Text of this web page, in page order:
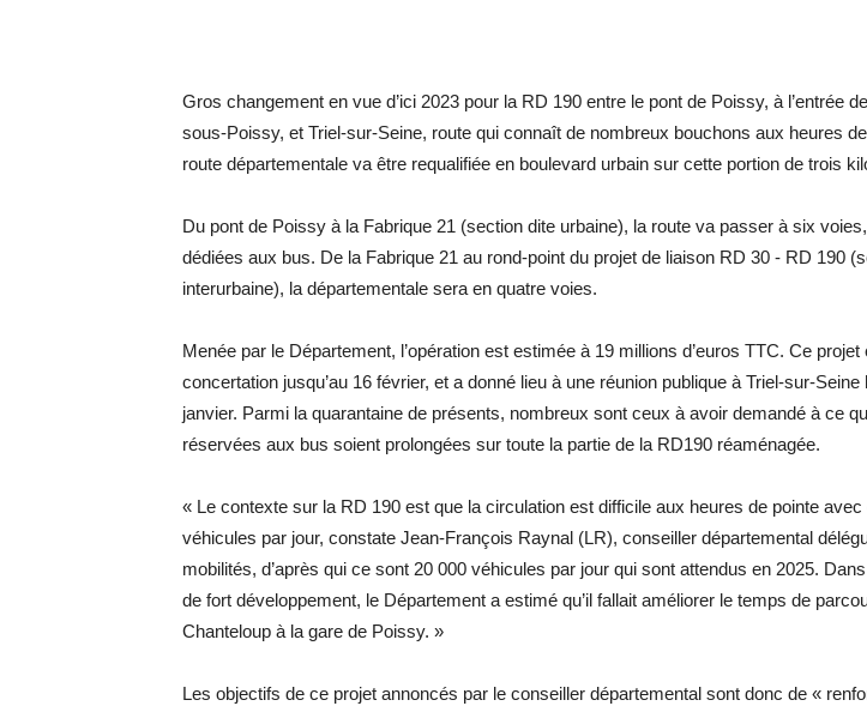
Gros changement en vue d’ici 2023 pour la RD 190 entre le pont de Poissy, à l’entrée
sous-Poissy, et Triel-sur-Seine, route qui connaît de nombreux bouchons aux heures
route départementale va être requalifiée en boulevard urbain sur cette portion de trois
Du pont de Poissy à la Fabrique 21 (section dite urbaine), la route va passer à six
dédiées aux bus. De la Fabrique 21 au rond-point du projet de liaison RD 30 - RD 190
interurbaine), la départementale sera en quatre voies.
Menée par le Département, l’opération est estimée à 19 millions d’euros TTC. Ce projet
concertation jusqu’au 16 février, et a donné lieu à une réunion publique à Triel-sur-Seine
janvier. Parmi la quarantaine de présents, nombreux sont ceux à avoir demandé à ce
réservées aux bus soient prolongées sur toute la partie de la RD190 réaménagée.
« Le contexte sur la RD 190 est que la circulation est difficile aux heures de pointe
véhicules par jour, constate Jean-François Raynal (LR), conseiller départemental
mobilités, d’après qui ce sont 20 000 véhicules par jour qui sont attendus en 2025.
de fort développement, le Département a estimé qu’il fallait améliorer le temps de
Chanteloup à la gare de Poissy. »
Les objectifs de ce projet annoncés par le conseiller départemental sont donc de «